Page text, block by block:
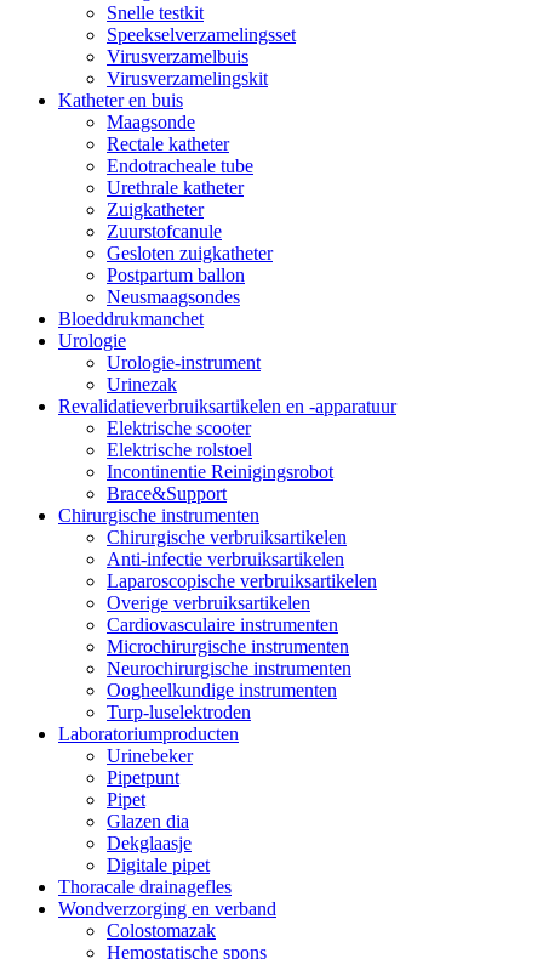
Snelle testkit
Speekselverzamelingsset
Virusverzamelbuis
Virusverzamelingskit
Katheter en buis
Maagsonde
Rectale katheter
Endotracheale tube
Urethrale katheter
Zuigkatheter
Zuurstofcanule
Gesloten zuigkatheter
Postpartum ballon
Neusmaagsondes
Bloeddrukmanchet
Urologie
Urologie-instrument
Urinezak
Revalidatieverbruiksartikelen en -apparatuur
Elektrische scooter
Elektrische rolstoel
Incontinentie Reinigingsrobot
Brace&Support
Chirurgische instrumenten
Chirurgische verbruiksartikelen
Anti-infectie verbruiksartikelen
Laparoscopische verbruiksartikelen
Overige verbruiksartikelen
Cardiovasculaire instrumenten
Microchirurgische instrumenten
Neurochirurgische instrumenten
Oogheelkundige instrumenten
Turp-luselektroden
Laboratoriumproducten
Urinebeker
Pipetpunt
Pipet
Glazen dia
Dekglaasje
Digitale pipet
Thoracale drainagefles
Wondverzorging en verband
Colostomazak
Hemostatische spons